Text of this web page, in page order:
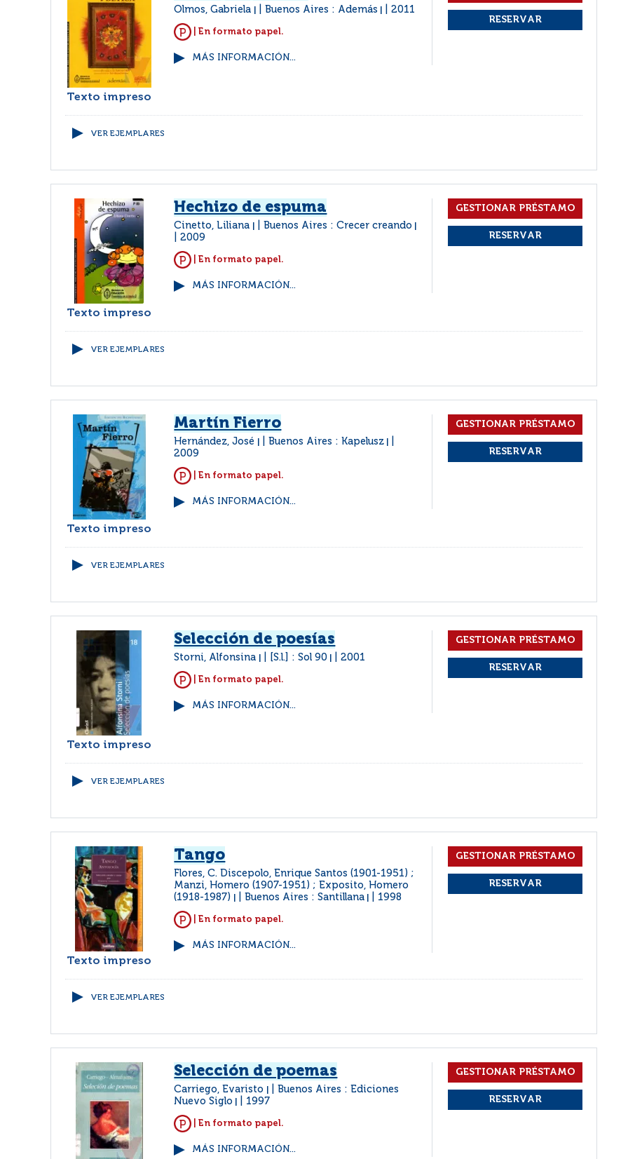
Texto impreso
Olmos, Gabriela Buenos Aires : Además 2011
| En formato papel.
MÁS INFORMACIÓN...
VER EJEMPLARES
Texto impreso
Hechizo de espuma
Cinetto, Liliana Buenos Aires : Crecer creando
2009
| En formato papel.
MÁS INFORMACIÓN...
VER EJEMPLARES
Texto impreso
Martín Fierro
Hernández, José Buenos Aires : Kapelusz
2009
| En formato papel.
MÁS INFORMACIÓN...
VER EJEMPLARES
Texto impreso
Selección de poesías
Storni, Alfonsina [S.l.] : Sol 90 2001
| En formato papel.
MÁS INFORMACIÓN...
VER EJEMPLARES
Texto impreso
Tango
Flores, C. Discepolo, Enrique Santos (1901-1951) ;
Manzi, Homero (1907-1951) ; Exposito, Homero
(1918-1987)
Buenos Aires : Santillana 1998
| En formato papel.
MÁS INFORMACIÓN...
VER EJEMPLARES
Selección de poemas
Carriego, Evaristo
Buenos Aires : Ediciones
Nuevo Siglo
1997
| En formato papel.
MÁS INFORMACIÓN...